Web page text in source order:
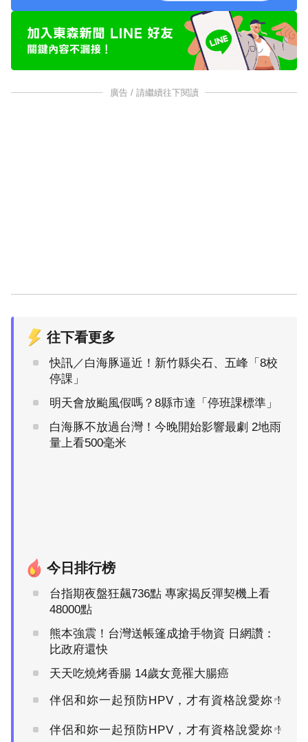
廣告 / 請繼續往下閱讀
往下看更多
快訊／白海豚逼近！新竹縣尖石、五峰「8校
停課」
明天會放颱風假嗎？8縣市達「停班課標準」
白海豚不放過台灣！今晚開始影響最劇 2地雨
量上看500毫米
今日排行榜
台指期夜盤狂飆736點 專家揭反彈契機上看
48000點
熊本強震！台灣送帳篷成搶手物資 日網讚：
比政府還快
天天吃燒烤香腸 14歲女竟罹大腸癌
伴侶和妳一起預防HPV，才有資格說愛妳！
PR
伴侶和妳一起預防HPV，才有資格說愛妳！
PR